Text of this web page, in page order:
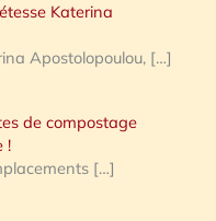
Katerina
Apostolopoulou, […]
de compostage
!
[…]